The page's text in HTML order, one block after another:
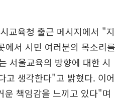
교육청 출근 메시지에서 "지
에서 시민 여러분의 목소리를
서울교육의 방향에 대한 시
고 생각한다"고 밝혔다. 이어
운 책임감을 느끼고 있다"며